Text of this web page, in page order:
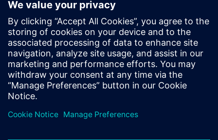
Pedido de informações sobre formação exclusiva
Preencha o formulário de pedido de informação abaixo se
desejar receber um orçamento para um curso de formação
exclusiva, seja nas suas instalações, online ou no nosso centro
de formação SITRAIN. Este tipo de pedido seria adequado para
grupos maiores (a partir de 6 pessoas). Depois de nos fornecer
os seus dados de contacto e as suas necessidades de
formação, receberá um orçamento da nossa parte.
Solicitar orçamento exclusivo